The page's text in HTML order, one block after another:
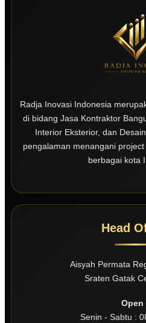
Radja Inovasi Indonesia
di bidang Jasa Kontraktor
Interior Eksterior, dan
pengalaman menangani
berbagai kota
Head
Aisyah Permata
Sraten Gatak
Open
Senin - Sabtu :